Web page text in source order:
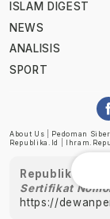
ISLAM DIGEST
NEWS
ANALISIS
SPORT
About Us Pedoman Siber
Republika.id
Republika
Sertifikat
https://